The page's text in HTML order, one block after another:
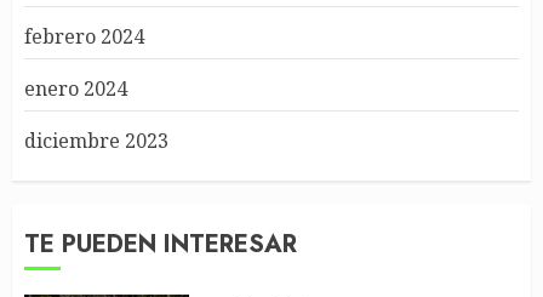
febrero 2024
enero 2024
diciembre 2023
TE PUEDEN INTERESAR